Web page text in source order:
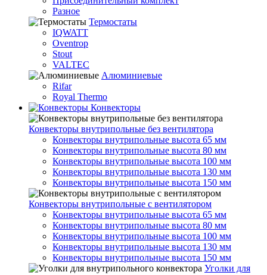
Разное
Термостаты
IQWATT
Oventrop
Stout
VALTEC
Алюминиевые
Rifar
Royal Thermo
Конвекторы
Конвекторы внутрипольные без вентилятора
Конвекторы внутрипольные высота 65 мм
Конвекторы внутрипольные высота 80 мм
Конвекторы внутрипольные высота 100 мм
Конвекторы внутрипольные высота 130 мм
Конвекторы внутрипольные высота 150 мм
Конвекторы внутрипольные с вентилятором
Конвекторы внутрипольные высота 65 мм
Конвекторы внутрипольные высота 80 мм
Конвекторы внутрипольные высота 100 мм
Конвекторы внутрипольные высота 130 мм
Конвекторы внутрипольные высота 150 мм
Уголки для